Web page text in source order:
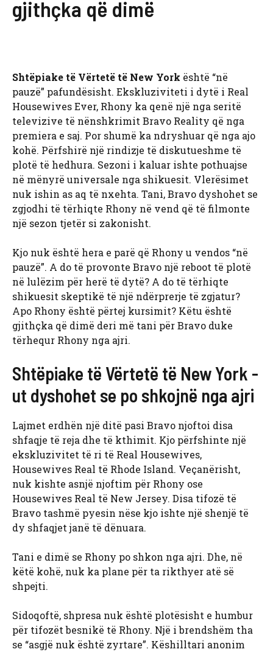
gjithçka që dimë
Shtëpiake të Vërtetë të New York është “në
pauzë” pafundësisht. Ekskluziviteti i dytë i Real
Housewives Ever, Rhony ka qenë një nga seritë
televizive të nënshkrimit Bravo Reality që nga
premiera e saj. Por shumë ka ndryshuar që nga ajo
kohë. Përfshirë një rindizje të diskutueshme të
plotë të hedhura. Sezoni i kaluar ishte pothuajse
në mënyrë universale nga shikuesit. Vlerësimet
nuk ishin as aq të nxehta. Tani, Bravo dyshohet se
zgjodhi të tërhiqte Rhony në vend që të filmonte
një sezon tjetër si zakonisht.
Kjo nuk është hera e parë që Rhony u vendos “në
pauzë”. A do të provonte Bravo një reboot të plotë
në lulëzim për herë të dytë? A do të tërhiqte
shikuesit skeptikë të një ndërprerje të zgjatur?
Apo Rhony është përtej kursimit? Këtu është
gjithçka që dimë deri më tani për Bravo duke
tërhequr Rhony nga ajri.
Shtëpiake të Vërtetë të New York -
ut dyshohet se po shkojnë nga ajri
Lajmet erdhën një ditë pasi Bravo njoftoi disa
shfaqje të reja dhe të kthimit. Kjo përfshinte një
ekskluzivitet të ri të Real Housewives,
Housewives Real të Rhode Island. Veçanërisht,
nuk kishte asnjë njoftim për Rhony ose
Housewives Real të New Jersey. Disa tifozë të
Bravo tashmë pyesin nëse kjo ishte një shenjë të
dy shfaqjet janë të dënuara.
Tani e dimë se Rhony po shkon nga ajri. Dhe, në
këtë kohë, nuk ka plane për ta rikthyer atë së
shpejti.
Sidoqoftë, shpresa nuk është plotësisht e humbur
për tifozët besnikë të Rhony. Një i brendshëm tha
se “asgjë nuk është zyrtare”. Këshilltari anonim